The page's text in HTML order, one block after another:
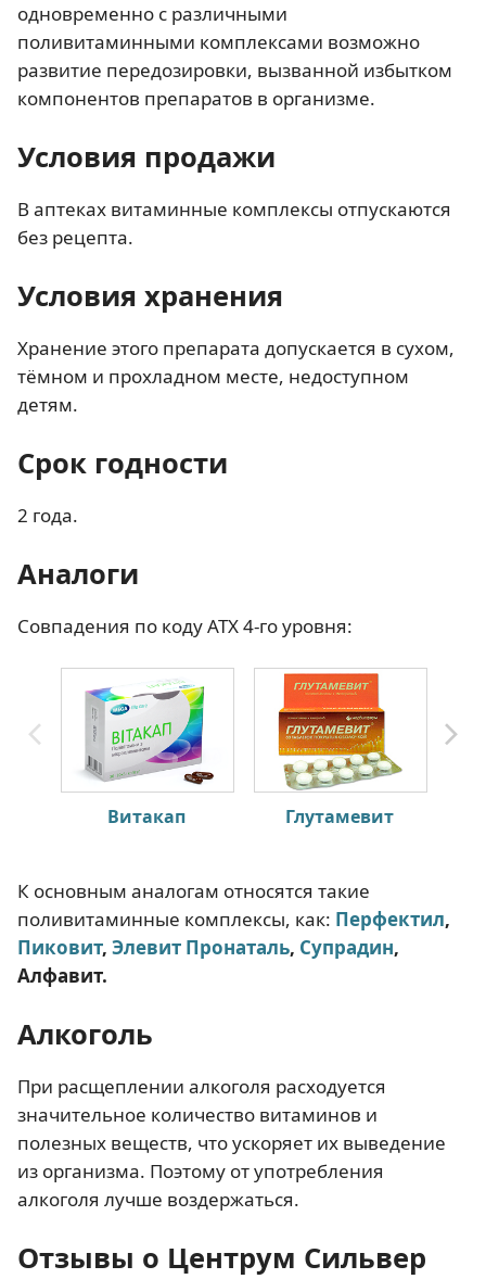
одновременно с различными
поливитаминными комплексами возможно
развитие передозировки, вызванной избытком
компонентов препаратов в организме.
Условия продажи
В аптеках витаминные комплексы отпускаются
без рецепта.
Условия хранения
Хранение этого препарата допускается в сухом,
тёмном и прохладном месте, недоступном
детям.
Срок годности
2 года.
Аналоги
Совпадения по коду АТХ 4-го уровня:
Витакап Глутамевит
К основным аналогам относятся такие
поливитаминные комплексы, как: Перфектил,
Пиковит, Элевит Пронаталь, Супрадин,
Алфавит.
Алкоголь
При расщеплении алкоголя расходуется
значительное количество витаминов и
полезных веществ, что ускоряет их выведение
из организма. Поэтому от употребления
алкоголя лучше воздержаться.
Отзывы о Центрум Сильвер